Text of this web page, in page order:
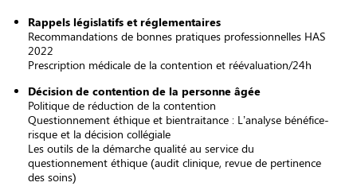
Rappels législatifs et réglementaires
Recommandations de bonnes pratiques professionnelles HAS
2022
Prescription médicale de la contention et réévaluation/24h
Décision de contention de la personne âgée
Politique de réduction de la contention
Questionnement éthique et bientraitance : L’analyse bénéfice-
risque et la décision collégiale
Les outils de la démarche qualité au service du
questionnement éthique (audit clinique, revue de pertinence
des soins)